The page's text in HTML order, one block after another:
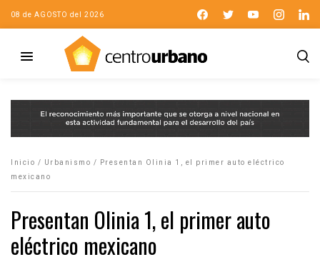
08 de AGOSTO del 2026
Inicio / Urbanismo /
Presentan Olinia 1, el primer auto eléctrico
mexicano
Presentan Olinia 1, el primer auto
eléctrico mexicano